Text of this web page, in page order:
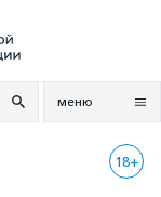
меню
18+